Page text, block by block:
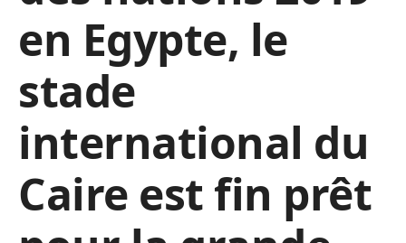
en Egypte, le
stade
international du
Caire est fin prêt